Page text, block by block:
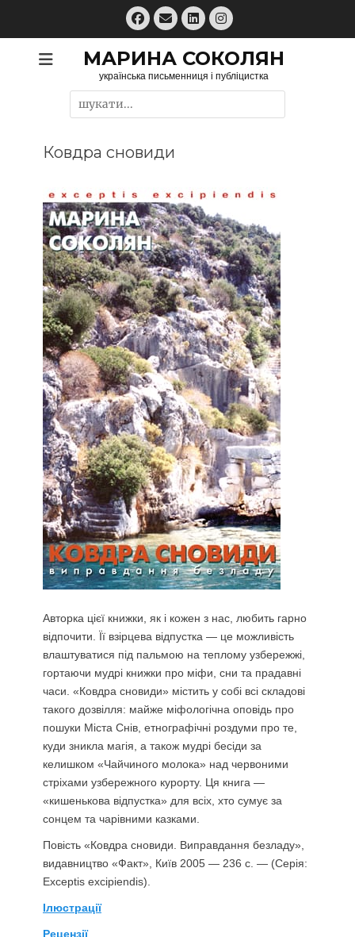
Facebook
EmailLinkedInInstagram
МАРИНА СОКОЛЯН
українська письменниця і публіцистка
Ковдра сновиди
Авторка цієї книжки, як і кожен з нас, любить гарно
відпочити. Її взірцева відпустка — це можливість
влаштуватися під пальмою на теплому узбережжі,
гортаючи мудрі книжки про міфи, сни та прадавні
часи. «Ковдра сновиди» містить у собі всі складові
такого дозвілля: майже міфологічна оповідь про
пошуки Міста Снів, етнографічні роздуми про те,
куди зникла магія, а також мудрі бесіди за
келишком «Чайчиного молока» над червоними
стріхами узбережного курорту. Ця книга —
«кишенькова відпустка» для всіх, хто сумує за
сонцем та чарівними казками.
Повість «Ковдра сновиди. Виправдання безладу»,
видавництво «Факт», Київ 2005 — 236 с. — (Серія:
Exceptis excipiendis).
Ілюстрації
Рецензії